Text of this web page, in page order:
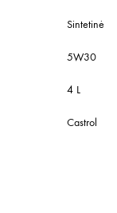
Sintetinė
5W30
4 L
Castrol